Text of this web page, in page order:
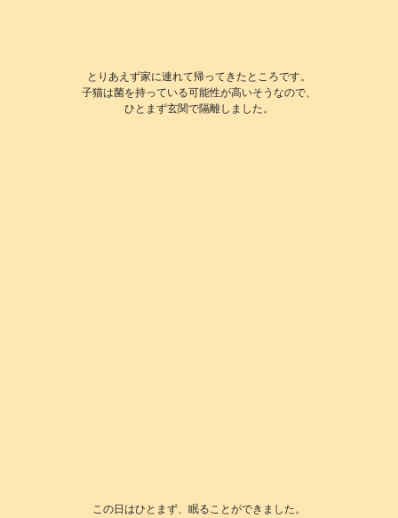
とりあえず家に連れて帰ってきたところです。
子猫は菌を持っている可能性が高いそうなので、
ひとまず玄関で隔離しました。
この日はひとまず、眠ることができました。